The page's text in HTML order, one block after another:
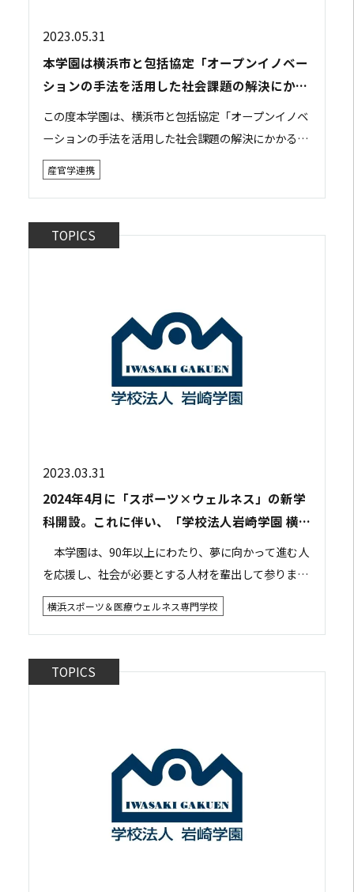
2023.05.31
本学園は横浜市と包括協定「オープンイノベー
ションの手法を活用した社会課題の解決にかか
る協定」を締結いたしました。
この度本学園は、横浜市と包括協定「オープンイノベ
ーションの手法を活用した社会課題の解決にかかる協
定」を締結いたしました。 本学園は従来も、介護デジ
タルハッカソンin横浜への参加や、人権尊重など...
産官学連携
TOPICS
2023.03.31
2024年4月に「スポーツ×ウェルネス」の新学
科開設。これに伴い、「学校法人岩崎学園 横浜
スポーツウェルネス専門学校」に校名を変更。
本学園は、90年以上にわたり、夢に向かって進む人
を応援し、社会が必要とする人材を輩出して参りまし
た。 本学園は、今後さらに需要が高まる「スポーツ
×ウェルネス」を専門とした学科を、2024年...
横浜スポーツ＆医療ウェルネス専門学校
TOPICS